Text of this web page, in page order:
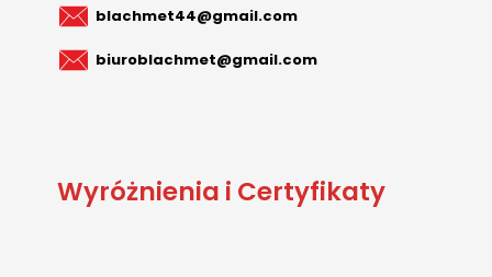
blachmet44@gmail.com
biuroblachmet@gmail.com
Wyróżnienia i Certyfikaty